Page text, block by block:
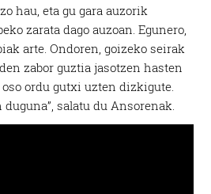
hau, eta gu gara auzorik
zarata dago auzoan. Egunero,
arte. Ondoren, goizeko seirak
zabor guztia jasotzen hasten
ordu gutxi uzten dizkigute.
salatu du Ansorenak.